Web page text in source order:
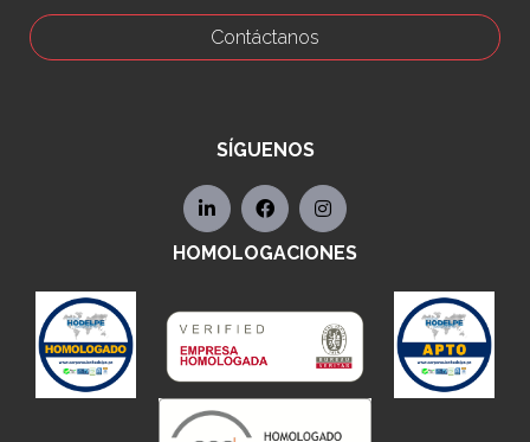
Contáctanos
SÍGUENOS
HOMOLOGACIONES